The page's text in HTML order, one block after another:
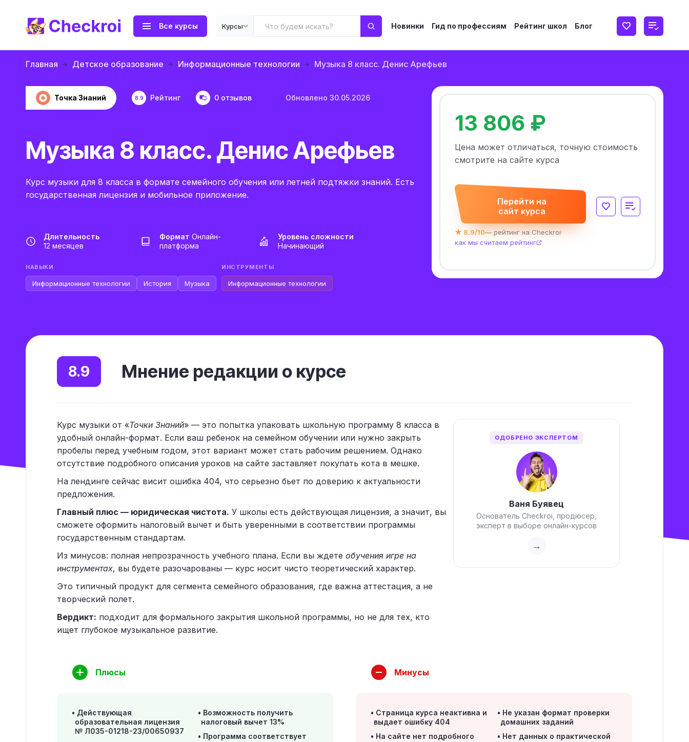
Все курсы Курсы Новинки Гид по профессиям Рейтинг школ Блог
Главная Детское образование Информационные технологии Музыка 8 класс. Денис Арефьев
Точка Знаний 8.9 Рейтинг 0 отзывов Обновлено 30.05.2026
Музыка 8 класс. Денис Арефьев
Курс музыки для 8 класса в формате семейного обучения или летней подтяжки знаний. Есть
государственная лицензия и мобильное приложение.
Длительность
12 месяцев
Формат Онлайн-
платформа
Уровень сложности
Начинающий
НАВЫКИ
Информационные технологии История Музыка
ИНСТРУМЕНТЫ
Информационные технологии
13 806 ₽
Цена может отличаться, точную стоимость
смотрите на сайте курса
Перейти на
сайт курса
★ 8.9/10— рейтинг на Checkroi·
как мы считаем рейтинг
Мнение редакции о курсе
8.9
Курс музыки от «Точки Знаний» — это попытка упаковать школьную программу 8 класса в
удобный онлайн-формат. Если ваш ребенок на семейном обучении или нужно закрыть
пробелы перед учебным годом, этот вариант может стать рабочим решением. Однако
отсутствие подробного описания уроков на сайте заставляет покупать кота в мешке.
На лендинге сейчас висит ошибка 404, что серьезно бьет по доверию к актуальности
предложения.
Главный плюс — юридическая чистота. У школы есть действующая лицензия, а значит, вы
сможете оформить налоговый вычет и быть уверенными в соответствии программы
государственным стандартам.
Из минусов: полная непрозрачность учебного плана. Если вы ждете обучения игре на
инструментах, вы будете разочарованы — курс носит чисто теоретический характер.
Это типичный продукт для сегмента семейного образования, где важна аттестация, а не
творческий полет.
Вердикт: подходит для формального закрытия школьной программы, но не для тех, кто
ищет глубокое музыкальное развитие.
ОДОБРЕНО ЭКСПЕРТОМ
Ваня Буявец
Основатель Checkroi, продюсер,
эксперт в выборе онлайн-курсов
→
Плюсы
Действующая
образовательная лицензия
№ Л035-01218-23/00650937
Возможность получить
налоговый вычет 13%
Программа соответствует
Минусы
Страница курса неактивна и
выдает ошибку 404
На сайте нет подробного
Не указан формат проверки
домашних заданий
Нет данных о практической